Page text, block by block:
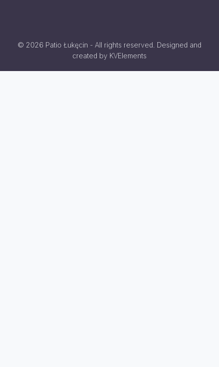
© 2026 Patio Łukęcin - All rights reserved. Designed and
created by KVElements